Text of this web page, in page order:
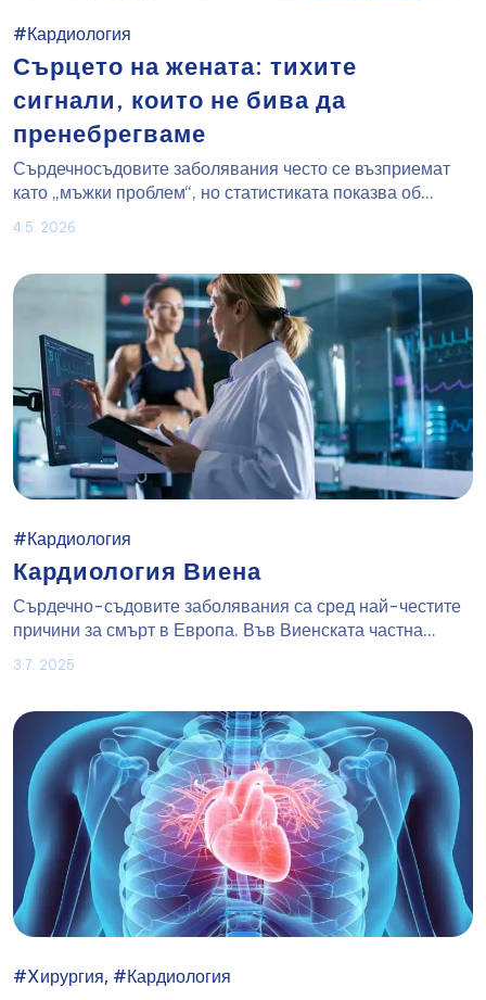
#Кардиология
Сърцето на жената: тихите
сигнали, които не бива да
пренебрегваме
Сърдечносъдовите заболявания често се възприемат
като „мъжки проблем“, но статистиката показва об...
4.5. 2026
#Кардиология
Кардиология Виена
Сърдечно-съдовите заболявания са сред най-честите
причини за смърт в Европа. Във Виенската частна...
3.7. 2025
#Xирургия, #Кардиология